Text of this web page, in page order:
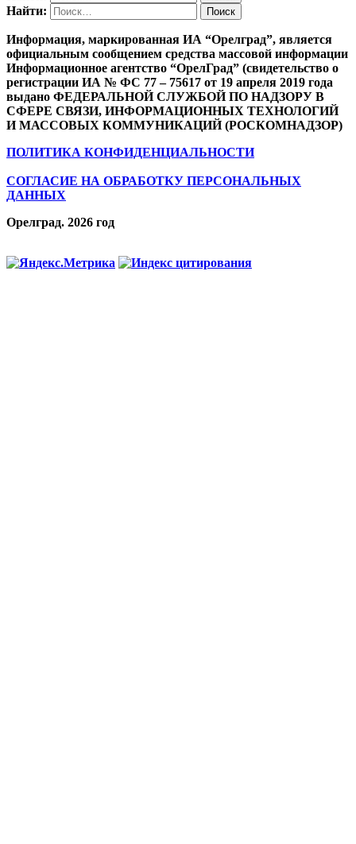
Найти:
Информация, маркированная ИА “Орелград”, является
официальным сообщением средства массовой информации
Информационное агентство “ОрелГрад” (свидетельство о
регистрации ИА № ФС 77 – 75617 от 19 апреля 2019 года
выдано ФЕДЕРАЛЬНОЙ СЛУЖБОЙ ПО НАДЗОРУ В
СФЕРЕ СВЯЗИ, ИНФОРМАЦИОННЫХ ТЕХНОЛОГИЙ
И МАССОВЫХ КОММУНИКАЦИЙ (РОСКОМНАДЗОР)
ПОЛИТИКА КОНФИДЕНЦИАЛЬНОСТИ
СОГЛАСИЕ НА ОБРАБОТКУ ПЕРСОНАЛЬНЫХ
ДАННЫХ
Орелград. 2026 год